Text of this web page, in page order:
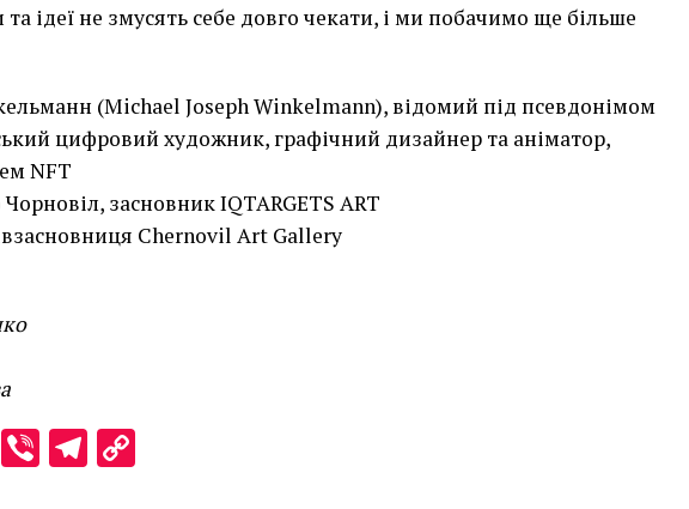
та ідеї не змусять себе довго чекати, і ми побачимо ще більше
(Michael Joseph Winkelmann), відомий під псевдонімом
цифровий художник, графічний дизайнер та аніматор,
NFT
засновник IQTARGETS ART
Chernovil Art Gallery
WhatsApp
ViberTelegram